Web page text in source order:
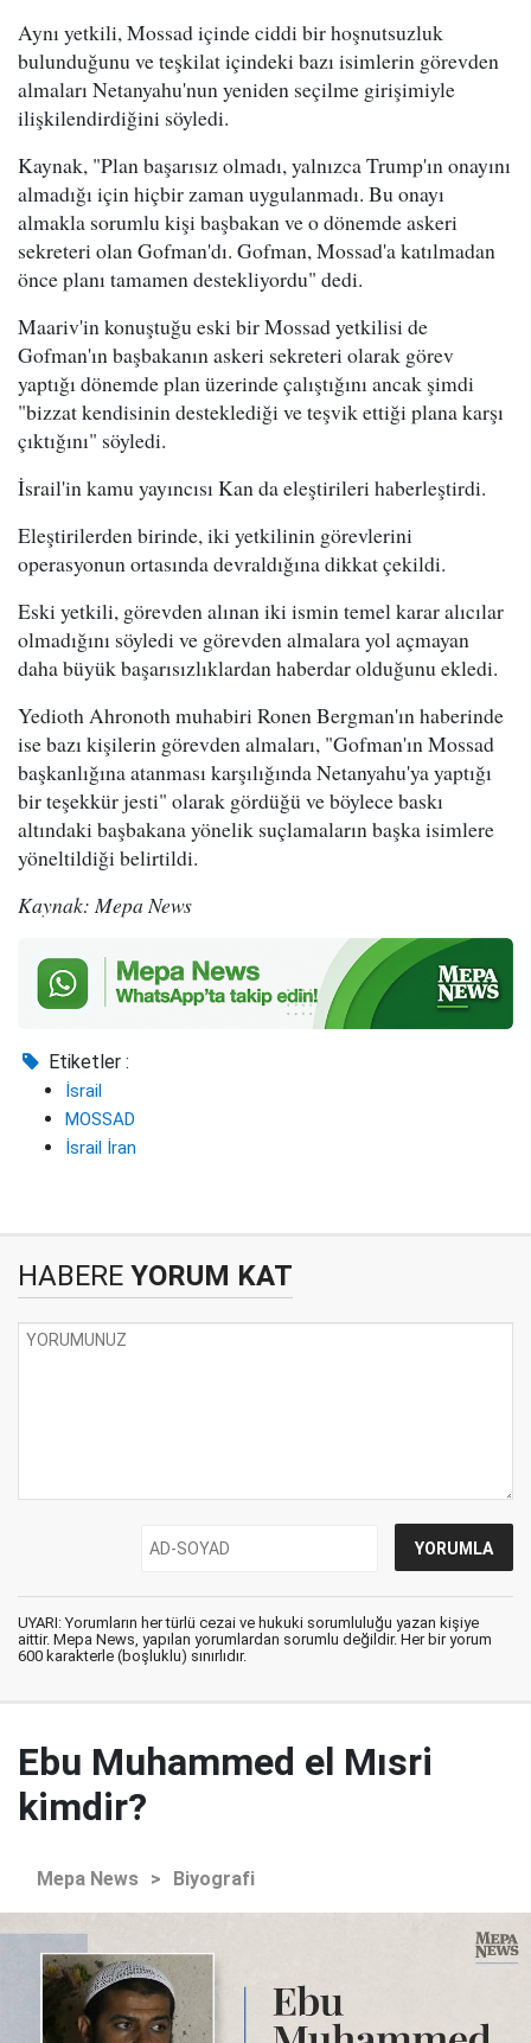
Aynı yetkili, Mossad içinde ciddi bir hoşnutsuzluk
bulunduğunu ve teşkilat içindeki bazı isimlerin görevden
almaları Netanyahu'nun yeniden seçilme girişimiyle
ilişkilendirdiğini söyledi.
Kaynak, "Plan başarısız olmadı, yalnızca Trump'ın onayını
almadığı için hiçbir zaman uygulanmadı. Bu onayı
almakla sorumlu kişi başbakan ve o dönemde askeri
sekreteri olan Gofman'dı. Gofman, Mossad'a katılmadan
önce planı tamamen destekliyordu" dedi.
Maariv'in konuştuğu eski bir Mossad yetkilisi de
Gofman'ın başbakanın askeri sekreteri olarak görev
yaptığı dönemde plan üzerinde çalıştığını ancak şimdi
"bizzat kendisinin desteklediği ve teşvik ettiği plana karşı
çıktığını" söyledi.
İsrail'in kamu yayıncısı Kan da eleştirileri haberleştirdi.
Eleştirilerden birinde, iki yetkilinin görevlerini
operasyonun ortasında devraldığına dikkat çekildi.
Eski yetkili, görevden alınan iki ismin temel karar alıcılar
olmadığını söyledi ve görevden almalara yol açmayan
daha büyük başarısızlıklardan haberdar olduğunu ekledi.
Yedioth Ahronoth muhabiri Ronen Bergman'ın haberinde
ise bazı kişilerin görevden almaları, "Gofman'ın Mossad
başkanlığına atanması karşılığında Netanyahu'ya yaptığı
bir teşekkür jesti" olarak gördüğü ve böylece baskı
altındaki başbakana yönelik suçlamaların başka isimlere
yöneltildiği belirtildi.
Kaynak: Mepa News
Etiketler :
İsrail
MOSSAD
İsrail İran
HABERE YORUM KAT
UYARI: Yorumların her türlü cezai ve hukuki sorumluluğu yazan kişiye
aittir. Mepa News, yapılan yorumlardan sorumlu değildir. Her bir yorum
600 karakterle (boşluklu) sınırlıdır.
Ebu Muhammed el Mısri
kimdir?
Mepa News > Biyografi